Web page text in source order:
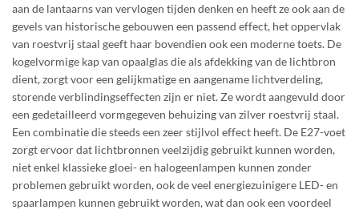
aan de lantaarns van vervlogen tijden denken en heeft ze ook aan de
gevels van historische gebouwen een passend effect, het oppervlak
van roestvrij staal geeft haar bovendien ook een moderne toets. De
kogelvormige kap van opaalglas die als afdekking van de lichtbron
dient, zorgt voor een gelijkmatige en aangename lichtverdeling,
storende verblindingseffecten zijn er niet. Ze wordt aangevuld door
een gedetailleerd vormgegeven behuizing van zilver roestvrij staal.
Een combinatie die steeds een zeer stijlvol effect heeft. De E27-voet
zorgt ervoor dat lichtbronnen veelzijdig gebruikt kunnen worden,
niet enkel klassieke gloei- en halogeenlampen kunnen zonder
problemen gebruikt worden, ook de veel energiezuinigere LED- en
spaarlampen kunnen gebruikt worden, wat dan ook een voordeel